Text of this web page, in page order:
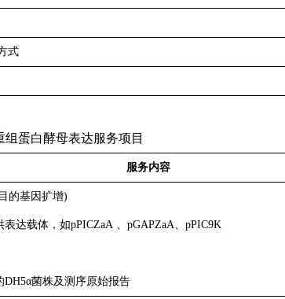
式
组蛋白酵母表达服务项目
服务内容
的基因扩增)
达载体，如pPICZaA 、pGAPZaA、pPIC9K
菌株及测序原始报告